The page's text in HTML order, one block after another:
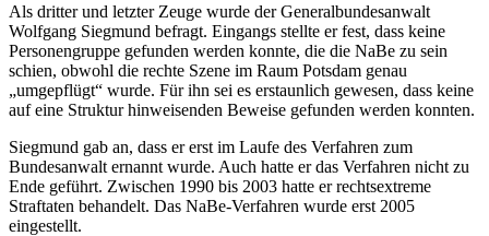
Als dritter und letzter Zeuge wurde der Generalbundesanwalt
Wolfgang Siegmund befragt. Eingangs stellte er fest, dass keine
Personengruppe gefunden werden konnte, die die NaBe zu sein
schien, obwohl die rechte Szene im Raum Potsdam genau
„umgepflügt“ wurde. Für ihn sei es erstaunlich gewesen, dass keine
auf eine Struktur hinweisenden Beweise gefunden werden konnten.
Siegmund gab an, dass er erst im Laufe des Verfahren zum
Bundesanwalt ernannt wurde. Auch hatte er das Verfahren nicht zu
Ende geführt. Zwischen 1990 bis 2003 hatte er rechtsextreme
Straftaten behandelt. Das NaBe-Verfahren wurde erst 2005
eingestellt.